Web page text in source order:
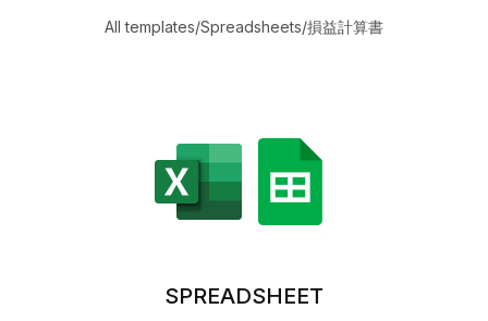
All templates/Spreadsheets/損益計算書
SPREADSHEET